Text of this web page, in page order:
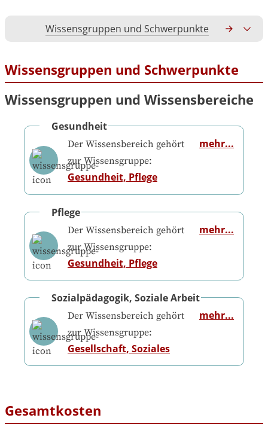
Wissensgruppen und Schwerpunkte
Wissensgruppen und Schwerpunkte
Wissensgruppen und Wissensbereiche
Gesundheit
Der Wissensbereich gehört
zur Wissensgruppe:
Gesundheit, Pflege
mehr...
Pflege
Der Wissensbereich gehört
zur Wissensgruppe:
Gesundheit, Pflege
mehr...
Sozialpädagogik, Soziale Arbeit
Der Wissensbereich gehört
zur Wissensgruppe:
Gesellschaft, Soziales
mehr...
Gesamtkosten